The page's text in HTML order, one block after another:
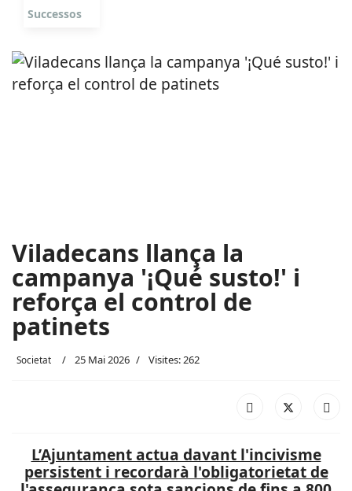
Successos
Viladecans llança la
campanya '¡Qué susto!' i
reforça el control de
patinets
Societat 25 Mai 2026 Visites: 262
L’Ajuntament actua davant l'incivisme
persistent i recordarà l'obligatorietat de